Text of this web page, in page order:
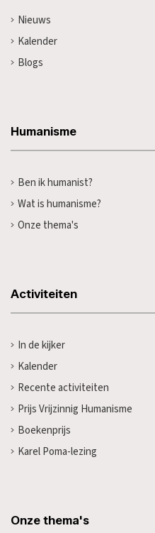
Nieuws
Kalender
Blogs
Humanisme
Ben ik humanist?
Wat is humanisme?
Onze thema's
Activiteiten
In de kijker
Kalender
Recente activiteiten
Prijs Vrijzinnig Humanisme
Boekenprijs
Karel Poma-lezing
Onze thema's